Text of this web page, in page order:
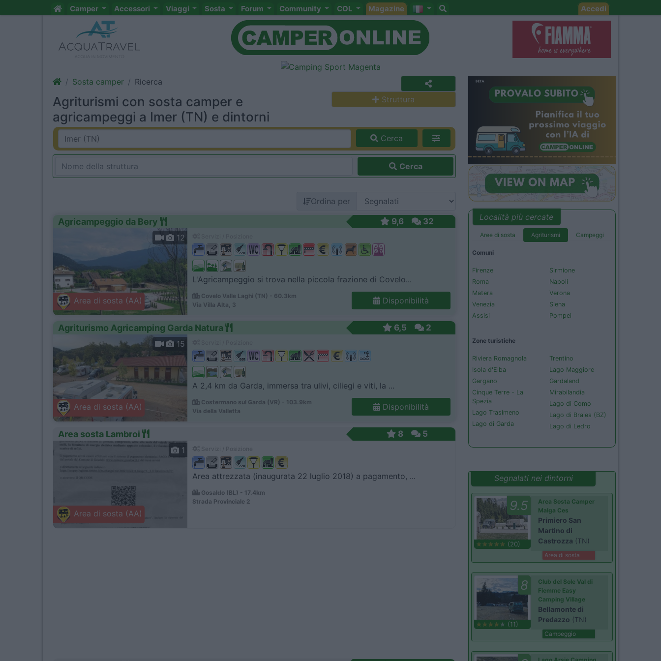
Camper Accessori Viaggi Sosta Forum Community COL Magazine Accedi
Sosta camper Ricerca
Agriturismi con sosta camper e
agricampeggi a Imer (TN) e dintorni
Struttura
Cerca
Cerca
Ordina per
Agricampeggio da Bery 9,6 32
Area di sosta (AA)
12
L'Agricampeggio si trova nella piccola frazione di Covelo...
Covelo Valle Laghi (TN) - 60.3km
Via Villa Alta, 3
Disponibilità
Agriturismo Agricamping Garda Natura 6,5 2
Area di sosta (AA)
15
A 2,4 km da Garda, immersa tra ulivi, ciliegi e viti, la ...
Costermano sul Garda (VR) - 103.9km
Via della Valletta
Disponibilità
Area sosta Lambroi 8 5
Area di sosta (AA)
1
Area attrezzata (inaugurata 22 luglio 2018) a pagamento, ...
Gosaldo (BL) - 17.4km
Strada Provinciale 2
Località più cercate
Aree di sosta Agriturismi Campeggi
Comuni
Firenze
Roma
Matera
Venezia
Assisi
Sirmione
Napoli
Verona
Siena
Pompei
Zone turistiche
Riviera Romagnola
Isola d'Elba
Gargano
Cinque Terre - La
Spezia
Lago Trasimeno
Lago di Garda
Trentino
Lago Maggiore
Gardaland
Mirabilandia
Lago di Como
Lago di Braies (BZ)
Lago di Ledro
Segnalati nei dintorni
9.5
(20)
Area Sosta Camper
Malga Ces
Primiero San
Martino di
Castrozza (TN)
Area di sosta
8
(11)
Club del Sole Val di
Fiemme Easy
Camping Village
Bellamonte di
Predazzo (TN)
Campeggio